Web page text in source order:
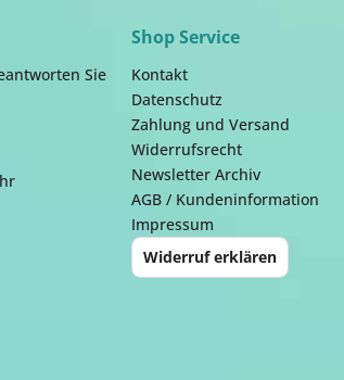
Sie
Shop Service
Kontakt
Datenschutz
Zahlung und Versand
Widerrufsrecht
Newsletter Archiv
AGB / Kundeninformation
Impressum
Widerruf erklären